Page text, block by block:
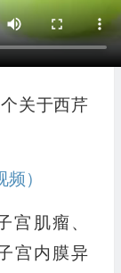
关于西芹
）
宫肌瘤、
宫内膜异